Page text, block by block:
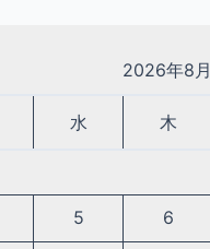
2026年8月
水 木
5 6